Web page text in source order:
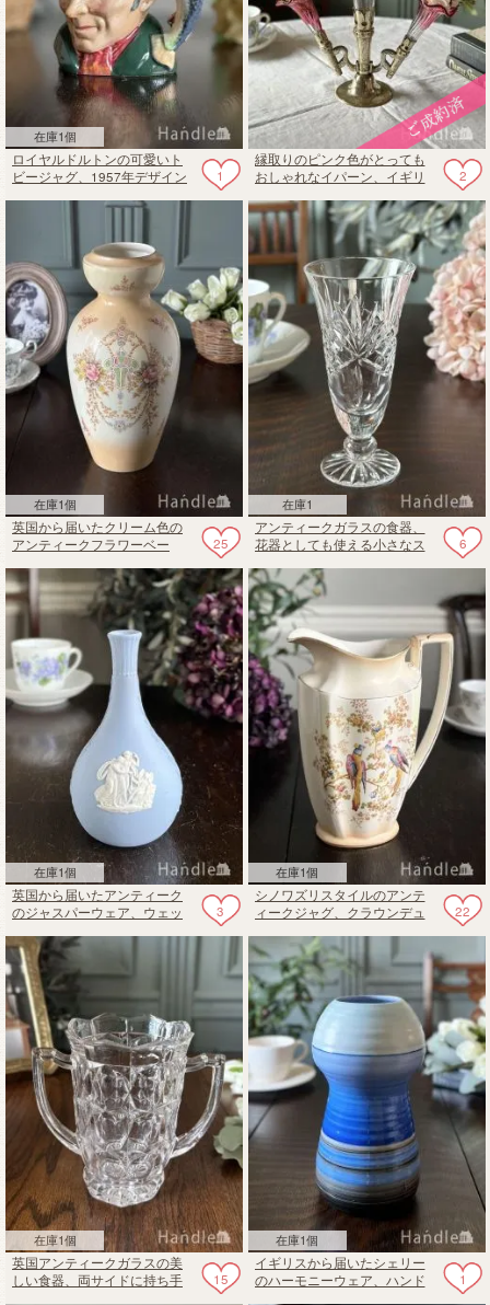
在庫1個
1
ロイヤルドルトンの可愛いト
ビージャグ、1957年デザイン
2
縁取りのピンク色がとっても
おしゃれなイパーン、イギリ
ラスの花びん
在庫1個
25
英国から届いたクリーム色の
アンティークフラワーベー
在庫1
6
アンティークガラスの食器、
花器としても使える小さなス
在庫1個
3
英国から届いたアンティーク
のジャスパーウェア、ウェッ
輪挿し
在庫1個
22
シノワズリスタイルのアンテ
ィークジャグ、クラウンデュ
アンティーク陶磁器
在庫1個
15
英国アンティークガラスの美
しい食器、両サイドに持ち手
在庫1個
1
イギリスから届いたシェリー
のハーモニーウェア、ハンド